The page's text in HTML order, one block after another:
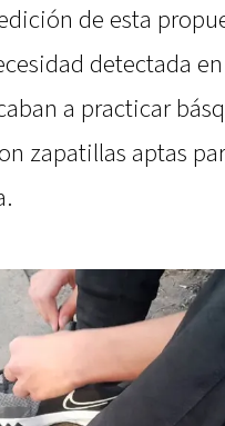
de esta
detectada
a practicar
zapatillas aptas